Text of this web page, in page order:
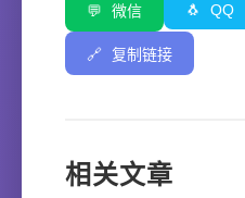
💬 微信 🐧 QQ
🔗 复制链接
相关文章